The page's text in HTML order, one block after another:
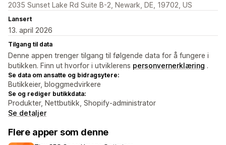
2035 Sunset Lake Rd Suite B-2, Newark, DE, 19702, US
Lansert
13. april 2026
Tilgang til data
Denne appen trenger tilgang til følgende data for å fungere i
butikken. Finn ut hvorfor i utviklerens personvernerklæring .
Se data om ansatte og bidragsytere:
Butikkeier, bloggmedvirkere
Se og rediger butikkdata:
Produkter, Nettbutikk, Shopify-administrator
Se detaljer
Flere apper som denne